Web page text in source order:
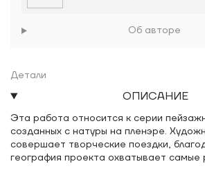
Об авторе
Детали
ОПИСАНИЕ
Эта работа относится к серии
созданных с натуры на пленэре.
совершает творческие поездки,
география проекта охватывает самые